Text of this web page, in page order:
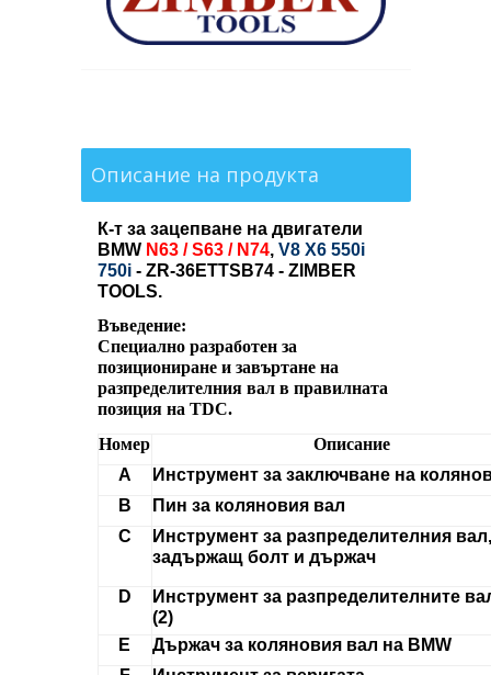
Описание на продукта
К-т за зацепване на двигатели
BMW N63 / S63 / N74, V8 X6 550i
750i- ZR-36ETTSB74 - ZIMBER
TOOLS.
Въведение:
Специално разработен за
позициониране и завъртане на
разпределителния вал в правилната
позиция на TDC.
Номер
Описание
A
Инструмент за заключване на
B
Пин за коляновия вал
C
Инструмент за разпределителния вал,
задържащ болт и държач
D
Инструмент за разпределителните
(2)
E
Държач за коляновия вал на BMW